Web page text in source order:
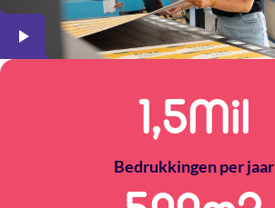
1,5Mil
Bedrukkingen per jaar